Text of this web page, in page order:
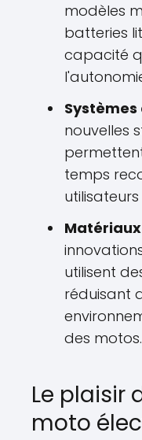
modèles
batteries
capacité
nouvelles
temps
utilisent
réduisant
des motos.
Le plaisir
moto